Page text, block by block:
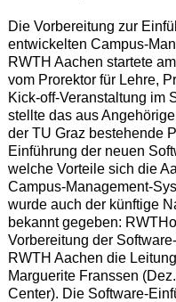
Die Vorbereitung zur
entwickelten Campus-
RWTH Aachen startete
vom Prorektor für Lehre,
Kick-off-Veranstaltung im
stellte das aus
der TU Graz bestehende
Einführung der neuen
welche Vorteile sich die
Campus-Management-
wurde auch der künftige
bekannt gegeben:
Vorbereitung der
RWTH Aachen die
Marguerite Franssen
Center). Die Software-